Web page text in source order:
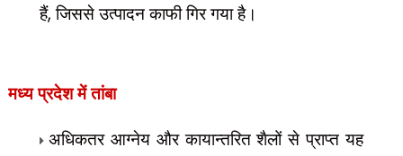
हैं,जिससे उत्पादन काफी गिर गया है।
मध्य प्रदेश में तांबा
अधिकतर आग्नेय और कायान्तरित शैलों से प्राप्त यह